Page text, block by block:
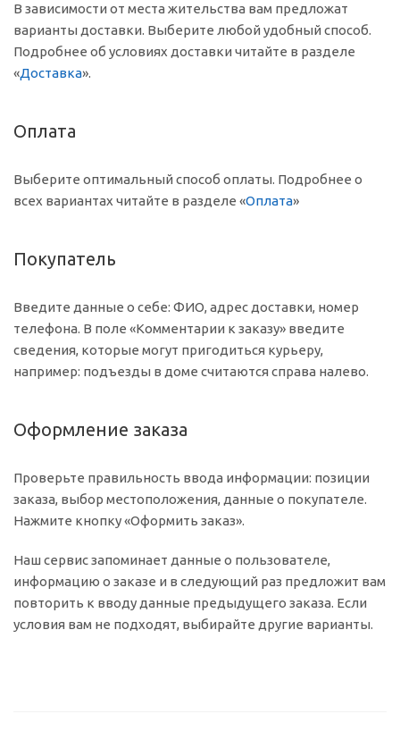
В зависимости от места жительства вам предложат
варианты доставки. Выберите любой удобный способ.
Подробнее об условиях доставки читайте в разделе
«Доставка».
Оплата
Выберите оптимальный способ оплаты. Подробнее о
всех вариантах читайте в разделе «Оплата»
Покупатель
Введите данные о себе: ФИО, адрес доставки, номер
телефона. В поле «Комментарии к заказу» введите
сведения, которые могут пригодиться курьеру,
например: подъезды в доме считаются справа налево.
Оформление заказа
Проверьте правильность ввода информации: позиции
заказа, выбор местоположения, данные о покупателе.
Нажмите кнопку «Оформить заказ».
Наш сервис запоминает данные о пользователе,
информацию о заказе и в следующий раз предложит вам
повторить к вводу данные предыдущего заказа. Если
условия вам не подходят, выбирайте другие варианты.